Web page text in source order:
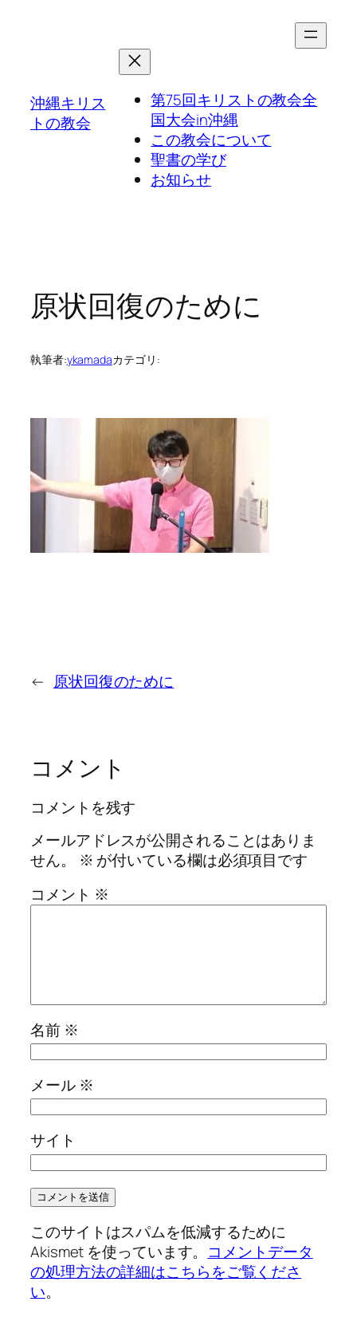
沖縄キリス
トの教会
第75回キリストの教会全
国大会in沖縄
この教会について
聖書の学び
お知らせ
原状回復のために
執筆者:ykamadaカテゴリ:
← 原状回復のために
コメント
コメントを残す
メールアドレスが公開されることはありま
せん。
※ が付いている欄は必須項目です
コメント ※
名前 ※
メール ※
サイト
このサイトはスパムを低減するために
Akismet を使っています。 コメントデータ
の処理方法の詳細はこちらをご覧くださ
い。